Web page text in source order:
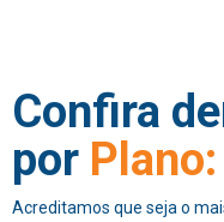
Confira
por Plano:
Acreditamos que seja o